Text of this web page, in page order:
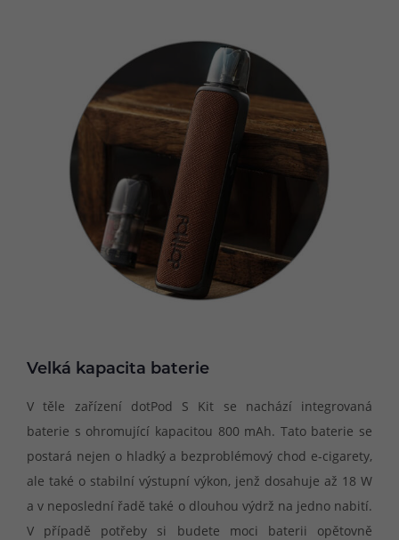
Velká kapacita baterie
V těle zařízení dotPod S Kit se nachází integrovaná
baterie s ohromující kapacitou 800 mAh. Tato baterie se
postará nejen o hladký a bezproblémový chod e-cigarety,
ale také o stabilní výstupní výkon, jenž dosahuje až 18 W
a v neposlední řadě také o dlouhou výdrž na jedno nabití.
V případě potřeby si budete moci baterii opětovně